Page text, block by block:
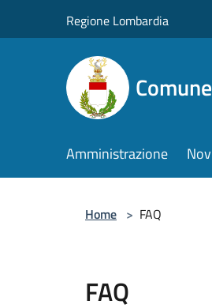
Regione Lombardia
Amministrazione
Home > FAQ
FAQ